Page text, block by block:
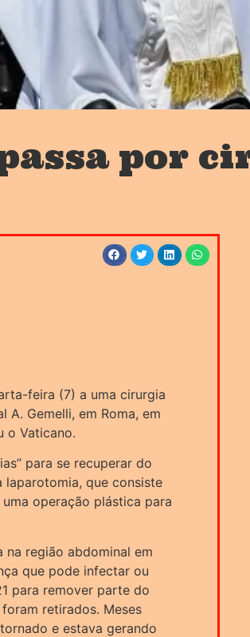
por
feira (7) a uma cirurgia
A. Gemelli, em Roma, em
o Vaticano.
para se recuperar do
laparotomia, que consiste
operação plástica para
na região abdominal em
que pode infectar ou
para remover parte do
retirados. Meses
e estava gerando